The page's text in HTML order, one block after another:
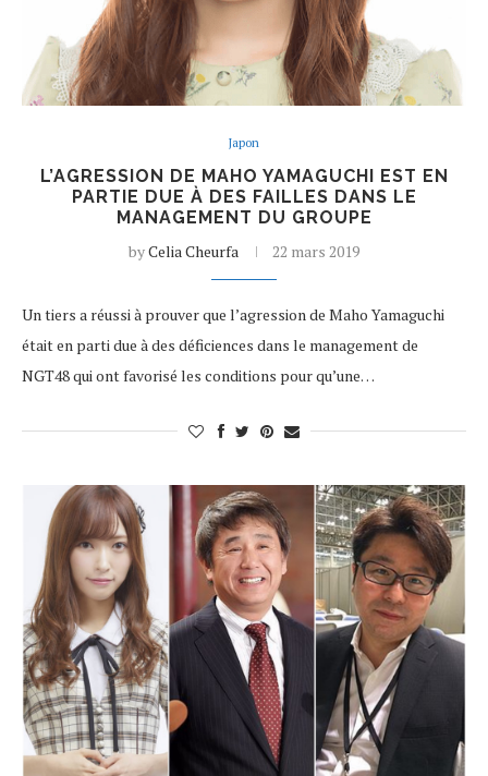
Japon
L’AGRESSION DE MAHO YAMAGUCHI EST EN
PARTIE DUE À DES FAILLES DANS LE
MANAGEMENT DU GROUPE
byCelia Cheurfa 22 mars 2019
Un tiers a réussi à prouver que l’agression de Maho Yamaguchi
était en parti due à des déficiences dans le management de
NGT48 qui ont favorisé les conditions pour qu’une…